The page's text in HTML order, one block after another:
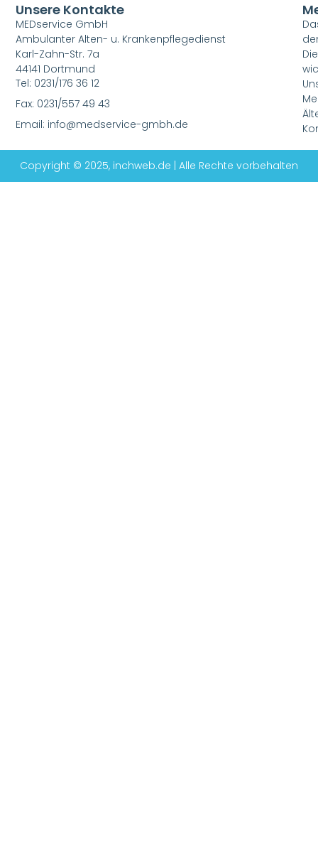
Unsere Kontakte
MEDservice GmbH
Ambulanter Alten- u. Krankenpflegedienst
Karl-Zahn-Str. 7a
44141 Dortmund
Tel: 0231/176 36 12
Fax: 0231/557 49 43
Email: info@medservice-gmbh.de
Copyright © 2025, inchweb.de | Alle Rechte vorbehalten